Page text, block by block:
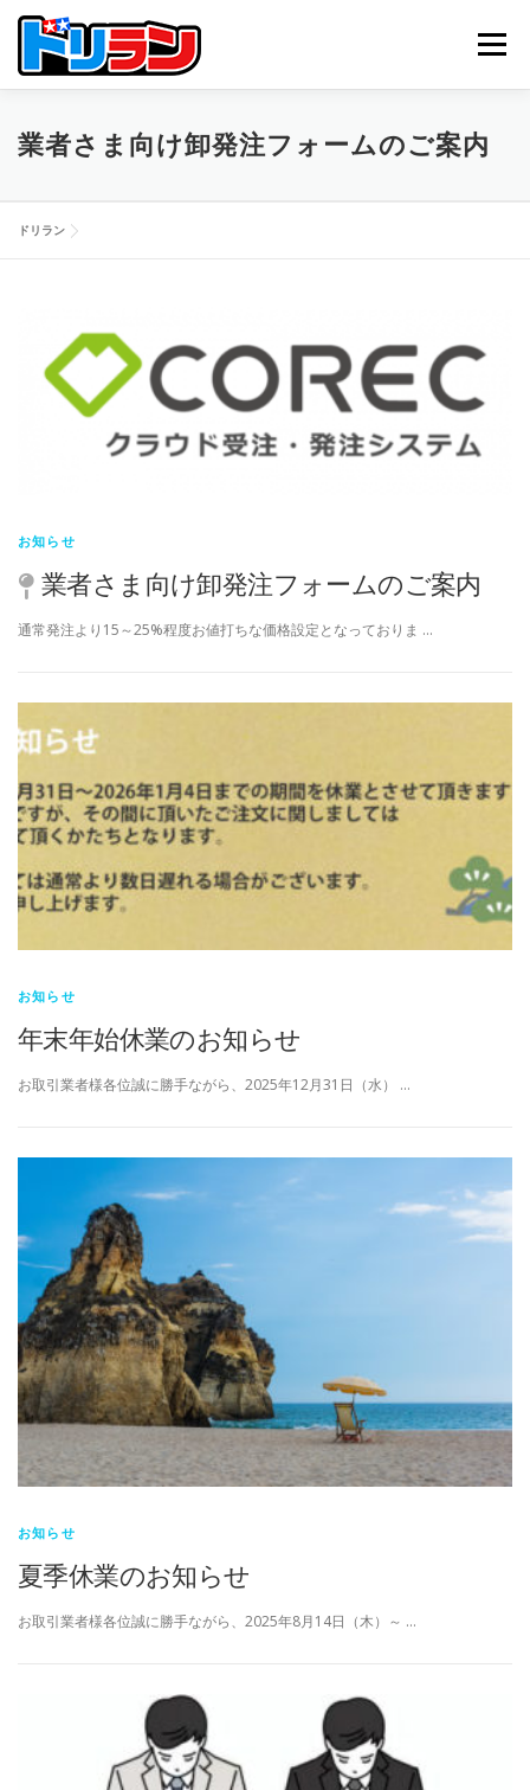
メニュー
TOP ABOUT US NEWS CONTACT
業者さま向け卸発注フォームのご案内
ドリラン
お知らせ
業者さま向け卸発注フォームのご案内
通常発注より15～25%程度お値打ちな価格設定となっておりま …
お知らせ
年末年始休業のお知らせ
お取引業者様各位誠に勝手ながら、2025年12月31日（水） …
お知らせ
夏季休業のお知らせ
お取引業者様各位誠に勝手ながら、2025年8月14日（木）～ …